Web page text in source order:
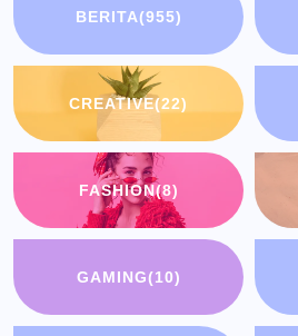
BERITA(955)
CREATIVE(22)
FASHION(8)
GAMING(10)